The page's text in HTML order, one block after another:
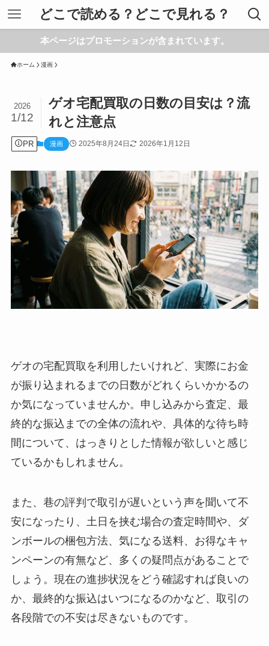
どこで読める？どこで見れる？
本ページはプロモーションが含まれています。
ホーム 漫画
ゲオ宅配買取の日数の目安は？流
れと注意点
2026
1/12
PR 漫画 2025年8月24日 2026年1月12日
ゲオの宅配買取を利用したいけれど、実際にお金
が振り込まれるまでの日数がどれくらいかかるの
か気になっていませんか。申し込みから査定、最
終的な振込までの全体の流れや、具体的な待ち時
間について、はっきりとした情報が欲しいと感じ
ているかもしれません。
また、巷の評判で取引が遅いという声を聞いて不
安になったり、土日を挟む場合の査定時間や、ダ
ンボールの梱包方法、気になる送料、お得なキャ
ンペーンの有無など、多くの疑問点があることで
しょう。現在の進捗状況をどう確認すれば良いの
か、最終的な振込はいつになるのかなど、取引の
各段階での不安は尽きないものです。